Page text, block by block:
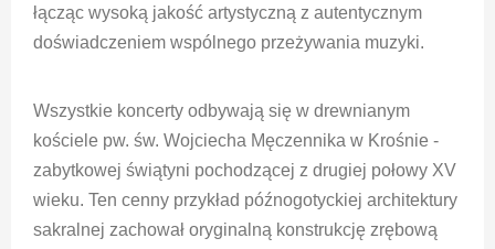
łącząc wysoką jakość artystyczną z autentycznym
doświadczeniem wspólnego przeżywania muzyki.
Wszystkie koncerty odbywają się w drewnianym
kościele pw. św. Wojciecha Męczennika w Krośnie -
zabytkowej świątyni pochodzącej z drugiej połowy XV
wieku. Ten cenny przykład późnogotyckiej architektury
sakralnej zachował oryginalną konstrukcję zrębową